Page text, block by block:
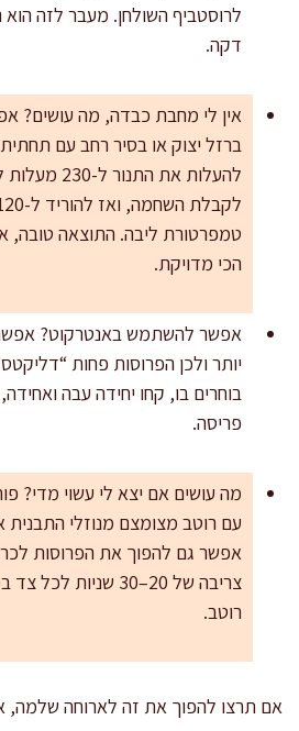
לרוסטביף השולחן. מעבר לזה
דקה.
אין לי מחבת כבדה, מה עושים?
ברזל יצוק או בסיר רחב עם
טמפרטורת ליבה. התוצאה טובה,
הכי מדויקת.
אפשר להשתמש באנטרקוט?
יותר ולכן הפרוסות פחות
בוחרים בו, קחו יחידה עבה
פריסה.
מה עושים אם יצא לי עשוי מדי?
עם רוטב מצומצם מנוזלי התבנית
אפשר גם להפוך את הפרוסות
צריבה של 20–30
רוטב.
אם תרצו להפוך את זה לארוחה שלמה,